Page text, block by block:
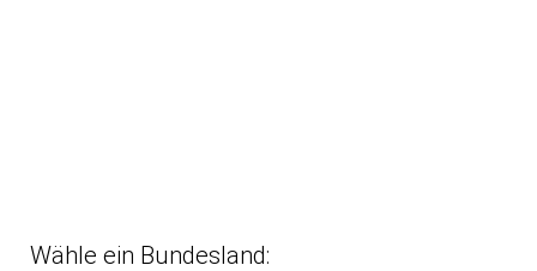
Wähle ein Bundesland: